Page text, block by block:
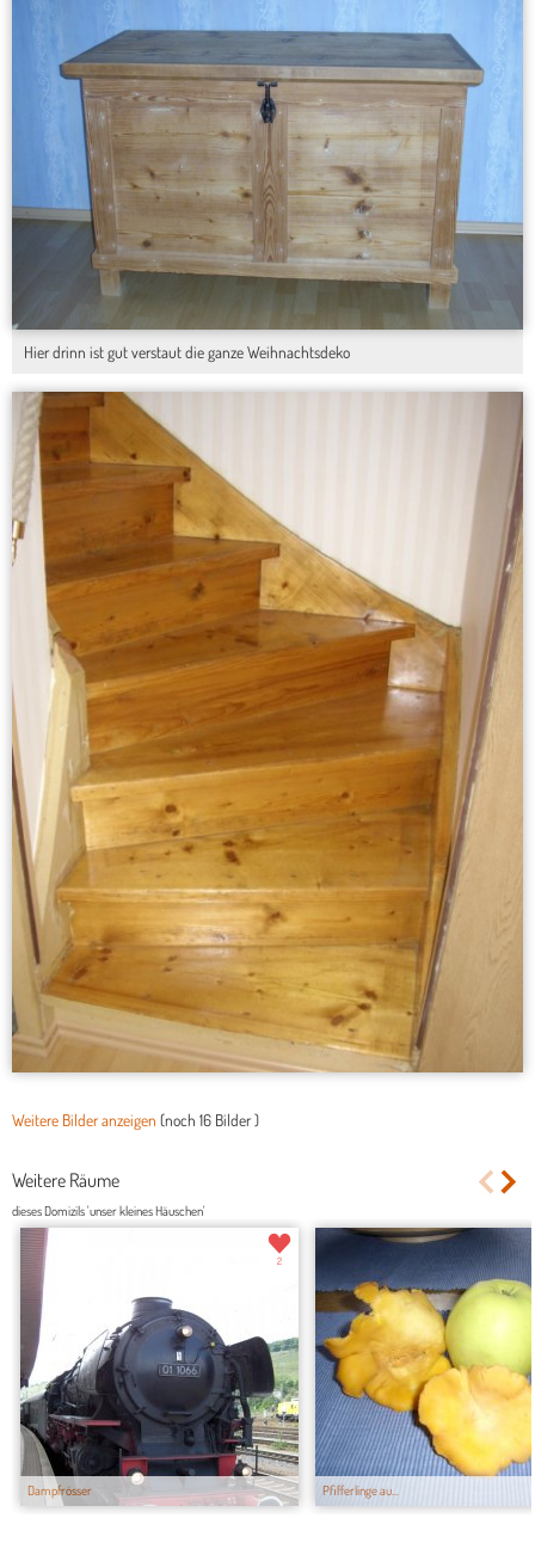
Hier drinn ist gut verstaut die ganze Weihnachtsdeko
Weitere Bilder anzeigen (noch 16 Bilder)
Weitere Räume
dieses Domizils 'unser kleines Häuschen'
Dampfrösser
2
Pfifferlinge au...